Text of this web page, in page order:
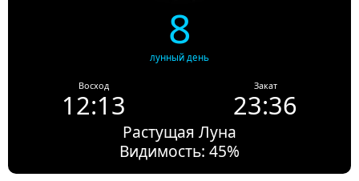
8
лунный день
Восход
12:13
Закат
23:36
Растущая Луна
Видимость: 45%